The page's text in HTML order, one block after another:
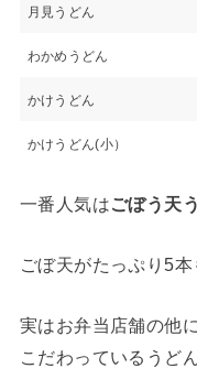
月見うどん
わかめうどん
かけうどん
かけうどん(小）
一番人気はごぼう天
ごぼ天がたっぷり5本
実はお弁当店舗の他
こだわっているうどん